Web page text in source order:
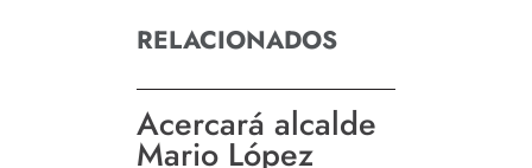
RELACIONADOS
Acercará alcalde
Mario López